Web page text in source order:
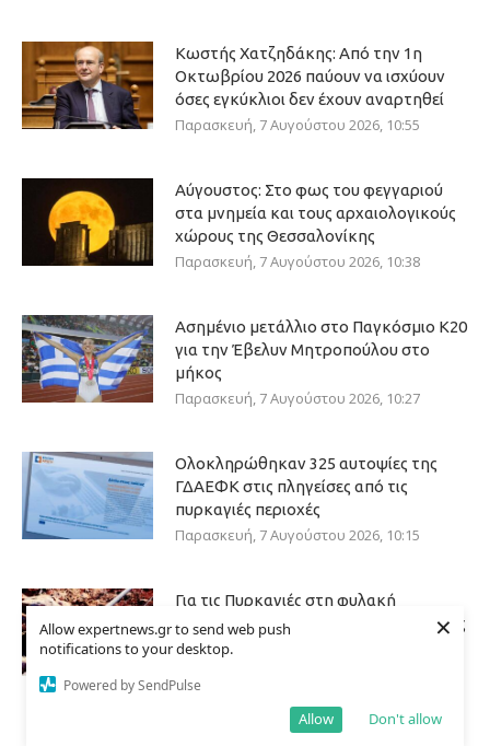
Allow expertnews.gr to send web push
notifications to your desktop.
Powered by SendPulse
Don't allow
Allow
×
Κωστής Χατζηδάκης: Από την 1η
Οκτωβρίου 2026 παύουν να ισχύουν
όσες εγκύκλιοι δεν έχουν αναρτηθεί
Παρασκευή, 7 Αυγούστου 2026, 10:55
Αύγουστος: Στο φως του φεγγαριού
στα μνημεία και τους αρχαιολογικούς
χώρους της Θεσσαλονίκης
Παρασκευή, 7 Αυγούστου 2026, 10:38
Ασημένιο μετάλλιο στο Παγκόσμιο Κ20
για την Έβελυν Μητροπούλου στο
μήκος
Παρασκευή, 7 Αυγούστου 2026, 10:27
Ολοκληρώθηκαν 325 αυτοψίες της
ΓΔΑΕΦΚ στις πληγείσες από τις
πυρκαγιές περιοχές
Παρασκευή, 7 Αυγούστου 2026, 10:15
Για τις Πυρκαγιές στη φυλακή
οδηγούνται ο δήμαρχος Στυλίδας, ένας
εργολάβος και ο ιδιοκτήτης
Παρασκευή, 7 Αυγούστου 2026, 10:10